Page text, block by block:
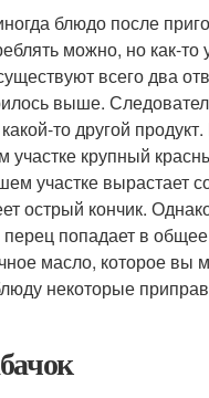
блюдо после
можно, но как-то
всего два
выше.
то другой
крупный
участке вырастает
острый кончик.
попадает в
масло, которое вы
некоторые